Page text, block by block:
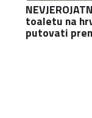
toaletu na
putovati